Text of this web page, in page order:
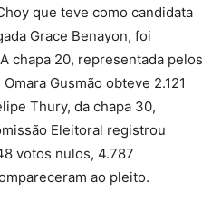
que teve como candidata
Grace Benayon, foi
chapa 20, representada pelos
Gusmão obteve 2.121
Thury, da chapa 30,
Eleitoral registrou
votos nulos, 4.787
ao pleito.